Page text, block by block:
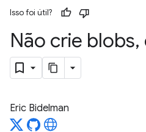
Isso foi útil?
Não crie blobs,
Eric Bidelman